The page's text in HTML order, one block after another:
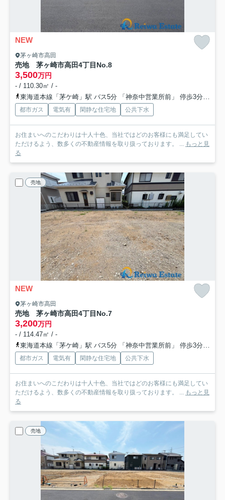
NEW
茅ヶ崎市高田
売地 茅ヶ崎市高田4丁目 No.8
3,500万円
- / 110.30㎡ / -
東海道本線「茅ケ崎」駅 バス5分 「神奈中営業所前」 停歩3分
都市ガス 電気有 閑静な住宅地 公共下水
お住まいへのこだわりは十人十色、当社ではどのお客様にも満足してい
ただけるよう、数多くの不動産情報を取り扱っております。 ... もっと見
る
売地
NEW
茅ヶ崎市高田
売地 茅ヶ崎市高田4丁目 No.7
3,200万円
- / 114.47㎡ / -
東海道本線「茅ケ崎」駅 バス5分 「神奈中営業所前」 停歩3分
都市ガス 電気有 閑静な住宅地 公共下水
お住まいへのこだわりは十人十色、当社ではどのお客様にも満足してい
ただけるよう、数多くの不動産情報を取り扱っております。 ... もっと見
る
売地